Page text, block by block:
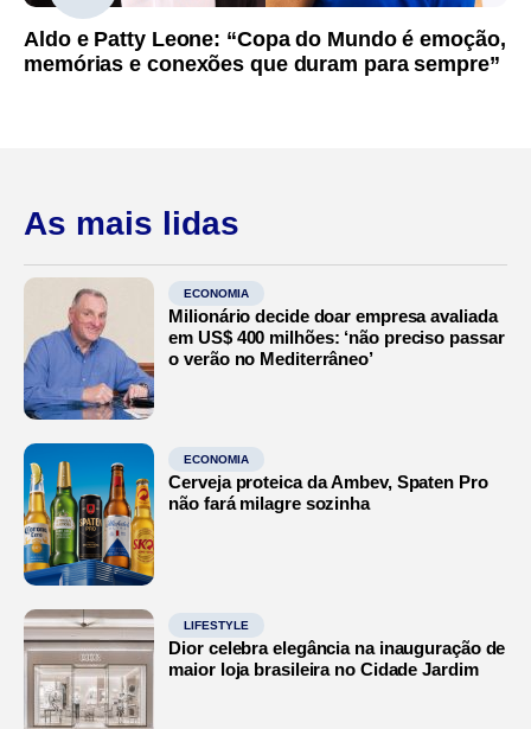
Aldo e Patty Leone: “Copa do Mundo é emoção,
memórias e conexões que duram para sempre”
As mais lidas
ECONOMIA
Milionário decide doar empresa avaliada
em US$ 400 milhões: ‘não preciso passar
o verão no Mediterrâneo’
ECONOMIA
Cerveja proteica da Ambev, Spaten Pro
não fará milagre sozinha
LIFESTYLE
Dior celebra elegância na inauguração de
maior loja brasileira no Cidade Jardim